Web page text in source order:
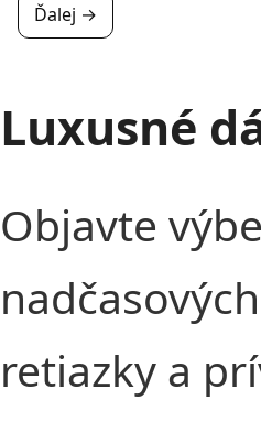
Ďalej →
Luxusné
Objavte
retiazky a